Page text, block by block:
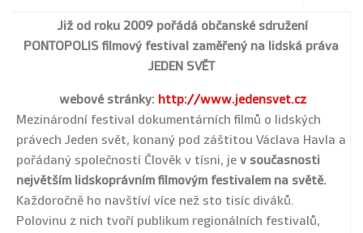
Již od roku 2009 pořádá občanské sdružení
PONTOPOLIS filmový festival zaměřený na lidská práva
JEDEN SVĚT
webové stránky: http://www.jedensvet.cz
Mezinárodní festival dokumentárních filmů o lidských
právech Jeden svět, konaný pod záštitou Václava Havla a
pořádaný společností Člověk v tísni, je v současnosti
největším lidskoprávním filmovým festivalem na světě.
Každoročně ho navštíví více než sto tisíc diváků.
Polovinu z nich tvoří publikum regionálních festivalů,